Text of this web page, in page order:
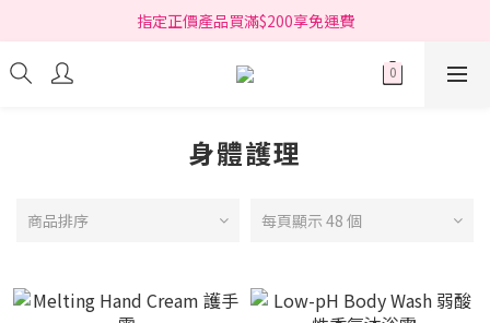
指定正價產品買滿$200享免運費
指定正價產品買滿$200享免運費
Free delivery on net purchase over HK$200 (*selected items)
身體護理
商品排序 每頁顯示 48 個